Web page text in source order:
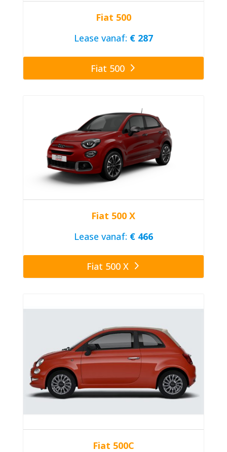
Fiat 500
Lease vanaf: € 287
Fiat 500
Fiat 500 X
Lease vanaf: € 466
Fiat 500 X
Fiat 500C